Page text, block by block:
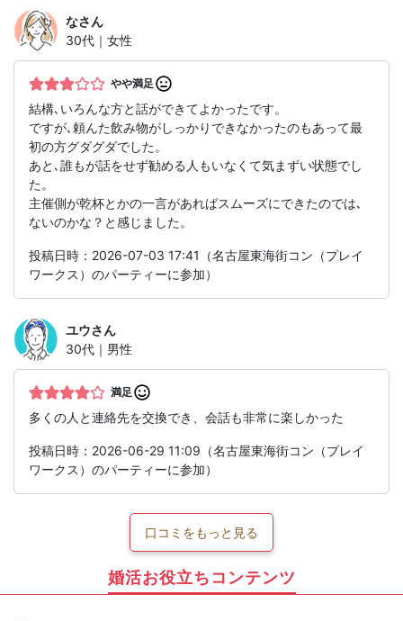
なさん
30代｜女性
やや満足
結構､いろんな方と話ができてよかったです。
ですが､頼んた飲み物がしっかりできなかったのもあって最
初の方グダグダでした。
あと､誰もが話をせず勧める人もいなくて気まずい状態でし
た。
主催側が乾杯とかの一言があればスムーズにできたのでは､
ないのかな？と感じました。
投稿日時：2026-07-03 17:41（名古屋東海街コン（プレイ
ワークス）のパーティーに参加）
ユウさん
30代｜男性
満足
多くの人と連絡先を交換でき、会話も非常に楽しかった
投稿日時：2026-06-29 11:09（名古屋東海街コン（プレイ
ワークス）のパーティーに参加）
口コミをもっと見る
婚活お役立ちコンテンツ